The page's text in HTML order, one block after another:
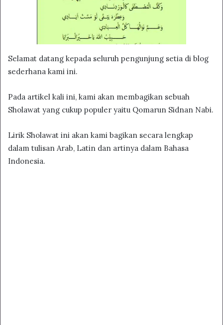
Selamat datang kepada seluruh pengunjung setia di blog
sederhana kami ini.
Pada artikel kali ini, kami akan membagikan sebuah
Sholawat yang cukup populer yaitu Qomarun Sidnan Nabi.
Lirik Sholawat ini akan kami bagikan secara lengkap
dalam tulisan Arab, Latin dan artinya dalam Bahasa
Indonesia.